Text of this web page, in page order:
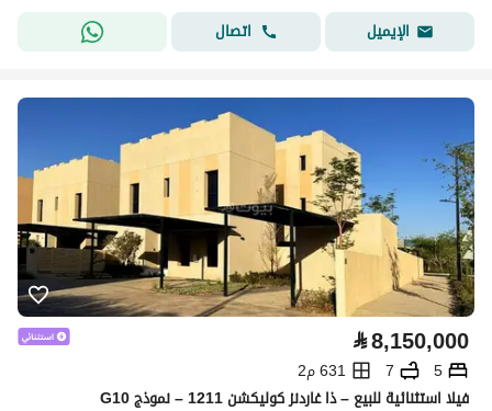
الإيميل
اتصال
⃁8,150,000
5
7
631 م2
فيلا استثنائية للبيع – ذا غاردنز كوليكشن 1211 – نموذج G10